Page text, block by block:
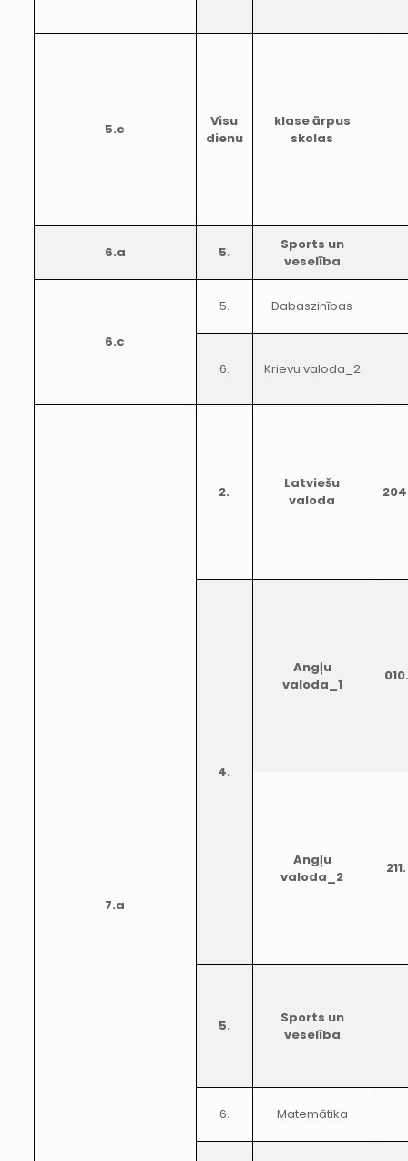
5.c
Visu
dienu
klase ārpus
skolas
6.a 5.
Sports un
veselība
6.c
5. Dabaszinības
6. Krievu valoda_2
7.a
2.
Latviešu
valoda
4.
Angļu
valoda_1
010.
Angļu
valoda_2
211.
5.
Sports un
veselība
6. Matemātika